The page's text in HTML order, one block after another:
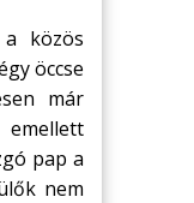
közös
öccse
már
pap a
nem